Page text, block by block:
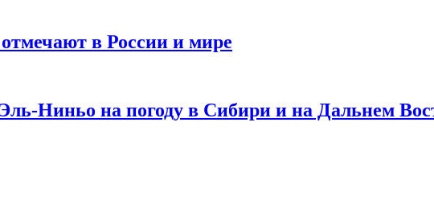
в России и мире
Ниньо на погоду в Сибири и на Дальнем